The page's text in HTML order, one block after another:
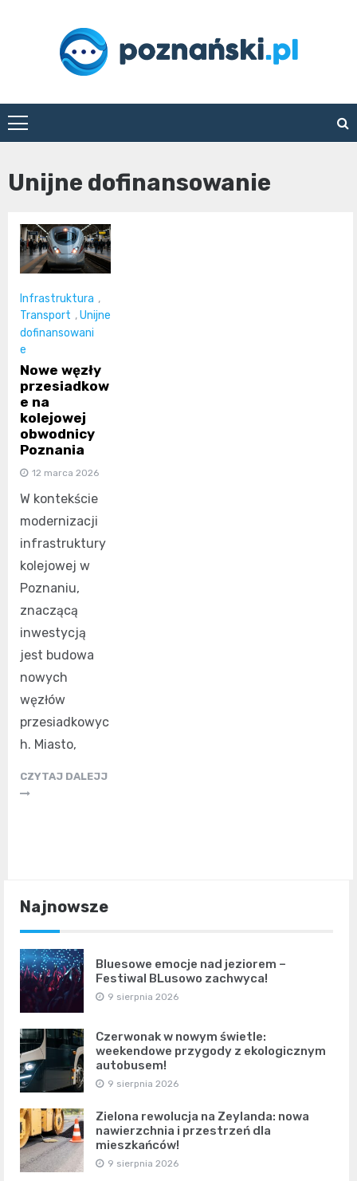
poznanski.pl
Unijne dofinansowanie
Infrastruktura ,
Transport ,Unijne
dofinansowani
e
Nowe węzły
przesiadkow
e na
kolejowej
obwodnicy
Poznania
12 marca 2026
W kontekście
modernizacji
infrastruktury
kolejowej w
Poznaniu,
znaczącą
inwestycją
jest budowa
nowych
węzłów
przesiadkowyc
h. Miasto,
CZYTAJ DALEJJ
Najnowsze
Bluesowe emocje nad jeziorem –
Festiwal BLusowo zachwyca!
9 sierpnia 2026
Czerwonak w nowym świetle:
weekendowe przygody z ekologicznym
autobusem!
9 sierpnia 2026
Zielona rewolucja na Zeylanda: nowa
nawierzchnia i przestrzeń dla
mieszkańców!
9 sierpnia 2026